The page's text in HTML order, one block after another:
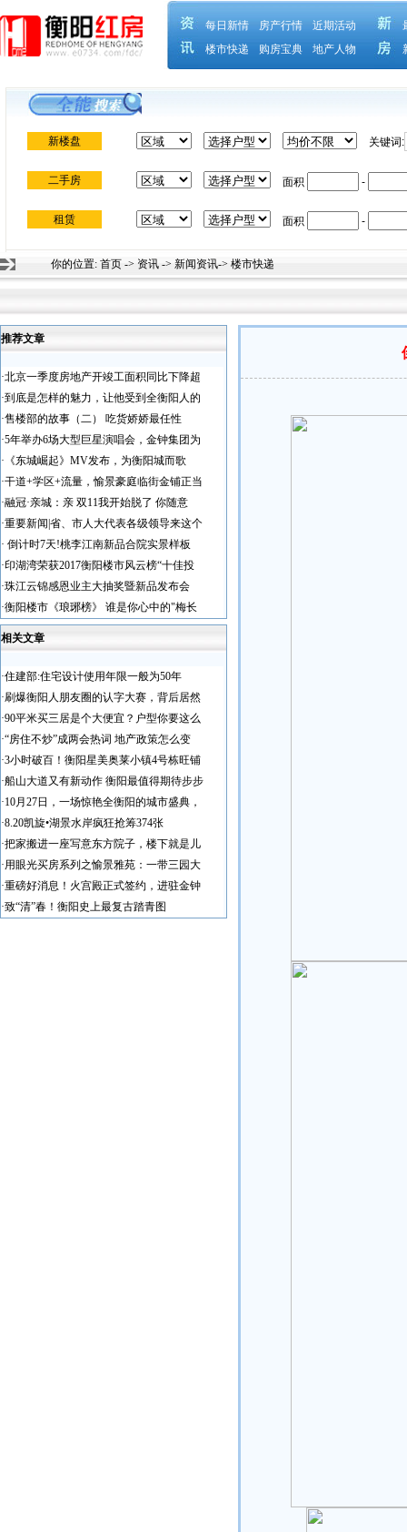
你的位置: 首页 -> 资讯 -> 新闻资讯-> 楼市快递
推荐文章
·北京一季度房地产开竣工面积同比下降超
·到底是怎样的魅力，让他受到全衡阳人的
·售楼部的故事（二） 吃货娇娇最任性
·5年举办6场大型巨星演唱会，金钟集团为
· 《东城崛起》MV发布，为衡阳城而歌
·干道+学区+流量，愉景豪庭临街金铺正当
·融冠·亲城：亲 双11我开始脱了 你随意
·重要新闻|省、市人大代表各级领导来这个
· 倒计时7天!桃李江南新品合院实景样板
·印湖湾荣获2017衡阳楼市风云榜“十佳投
·珠江云锦感恩业主大抽奖暨新品发布会
·衡阳楼市《琅琊榜》 谁是你心中的"梅长
相关文章
·住建部:住宅设计使用年限一般为50年
·刷爆衡阳人朋友圈的认字大赛，背后居然
·90平米买三居是个大便宜？户型你要这么
·“房住不炒”成两会热词 地产政策怎么变
·3小时破百！衡阳星美奥莱小镇4号栋旺铺
·船山大道又有新动作 衡阳最值得期待步步
·10月27日，一场惊艳全衡阳的城市盛典，
·8.20凯旋•湖景水岸疯狂抢筹374张
·把家搬进一座写意东方院子，楼下就是儿
·用眼光买房系列之愉景雅苑：一带三园大
·重磅好消息！火宫殿正式签约，进驻金钟
·致“清”春！衡阳史上最复古踏青图